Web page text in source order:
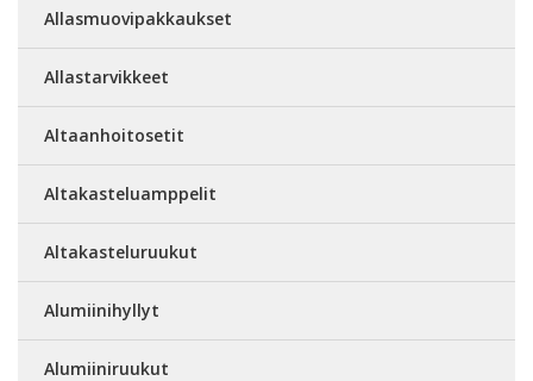
Allasmuovipakkaukset
Allastarvikkeet
Altaanhoitosetit
Altakasteluamppelit
Altakasteluruukut
Alumiinihyllyt
Alumiiniruukut